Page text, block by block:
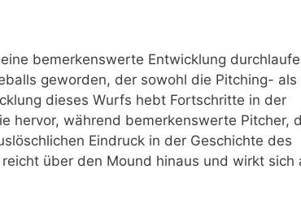
bemerkenswerte Entwicklung
geworden, der sowohl die Pitching- als
dieses Wurfs hebt Fortschritte in der
hervor, während bemerkenswerte Pitcher,
Eindruck in der Geschichte des
über den Mound hinaus und wirkt sich